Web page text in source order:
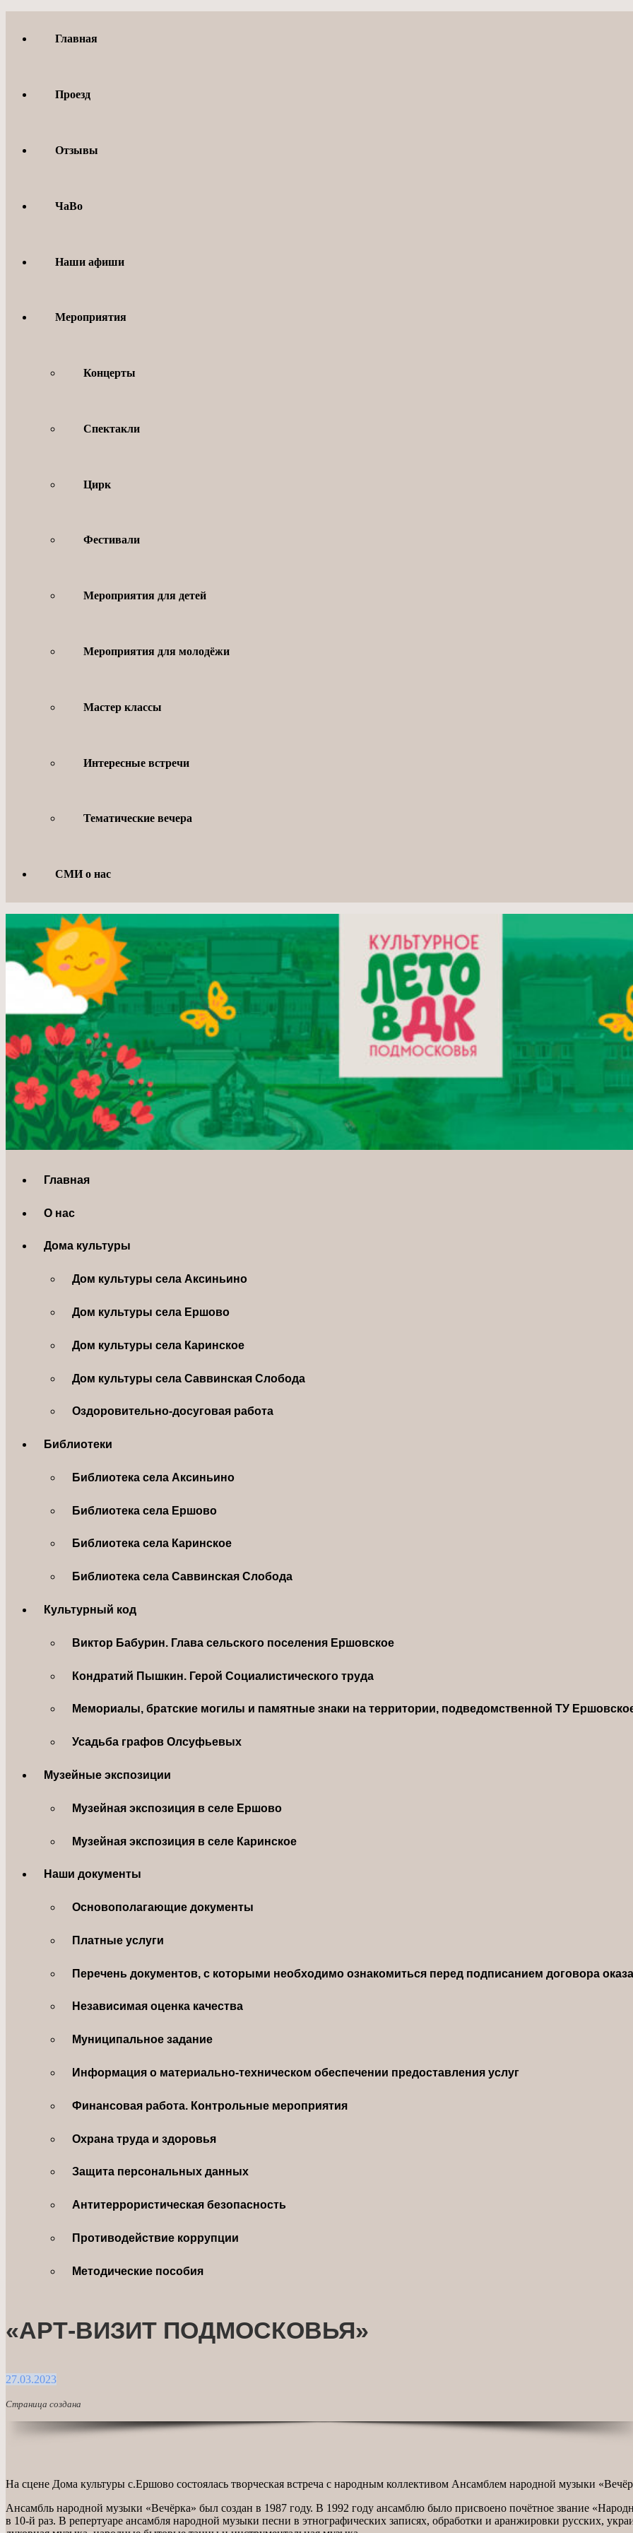
содержимомуГлавная
Проезд
Отзывы
ЧаВо
Наши афиши
Мероприятия
Концерты
Спектакли
Цирк
Фестивали
Мероприятия для детей
Мероприятия для молодёжи
Мастер классы
Интересные встречи
Тематические вечера
СМИ о нас
Главная
О нас
Дома культуры
Дом культуры села Аксиньино
Дом культуры села Ершово
Дом культуры села Каринское
Дом культуры села Саввинская Слобода
Оздоровительно-досуговая работа
Библиотеки
Библиотека села Аксиньино
Библиотека села Ершово
Библиотека села Каринское
Библиотека села Саввинская Слобода
Культурный код
Виктор Бабурин. Глава сельского поселения Ершовское
Кондратий Пышкин. Герой Социалистического труда
Мемориалы, братские могилы и памятные знаки на территории, подведомственной ТУ
Усадьба графов Олсуфьевых
Музейные экспозиции
Музейная экспозиция в селе Ершово
Музейная экспозиция в селе Каринское
Наши документы
Основополагающие документы
Платные услуги
Перечень документов, с которыми необходимо ознакомиться перед подписанием договора
Независимая оценка качества
Муниципальное задание
Информация о материально-техническом обеспечении предоставления услуг
Финансовая работа. Контрольные мероприятия
Охрана труда и здоровья
Защита персональных данных
Антитеррористическая безопасность
Противодействие коррупции
Методические пособия
«АРТ-ВИЗИТ ПОДМОСКОВЬЯ»
27.03.2023
Страница создана
На сцене Дома культуры с.Ершово состоялась творческая встреча с народным коллективом Ансамблем народной музыки
Ансамбль народной музыки «Вечёрка» был создан в 1987 году. В 1992 году ансамблю было присвоено почётное звание
в 10-й раз. В репертуаре ансамбля народной музыки песни в этнографических записях, обработки и аранжировки русских,